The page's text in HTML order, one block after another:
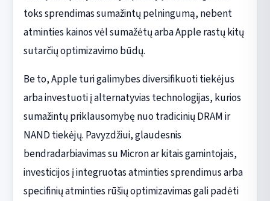
toks sprendimas sumažintų pelningumą, nebent
atminties kainos vėl sumažėtų arba Apple rastų kitų
sutarčių optimizavimo būdų.
Be to, Apple turi galimybes diversifikuoti tiekėjus
arba investuoti į alternatyvias technologijas, kurios
sumažintų priklausomybę nuo tradicinių DRAM ir
NAND tiekėjų. Pavyzdžiui, glaudesnis
bendradarbiavimas su Micron ar kitais gamintojais,
investicijos į integruotas atminties sprendimus arba
specifinių atminties rūšių optimizavimas gali padėti